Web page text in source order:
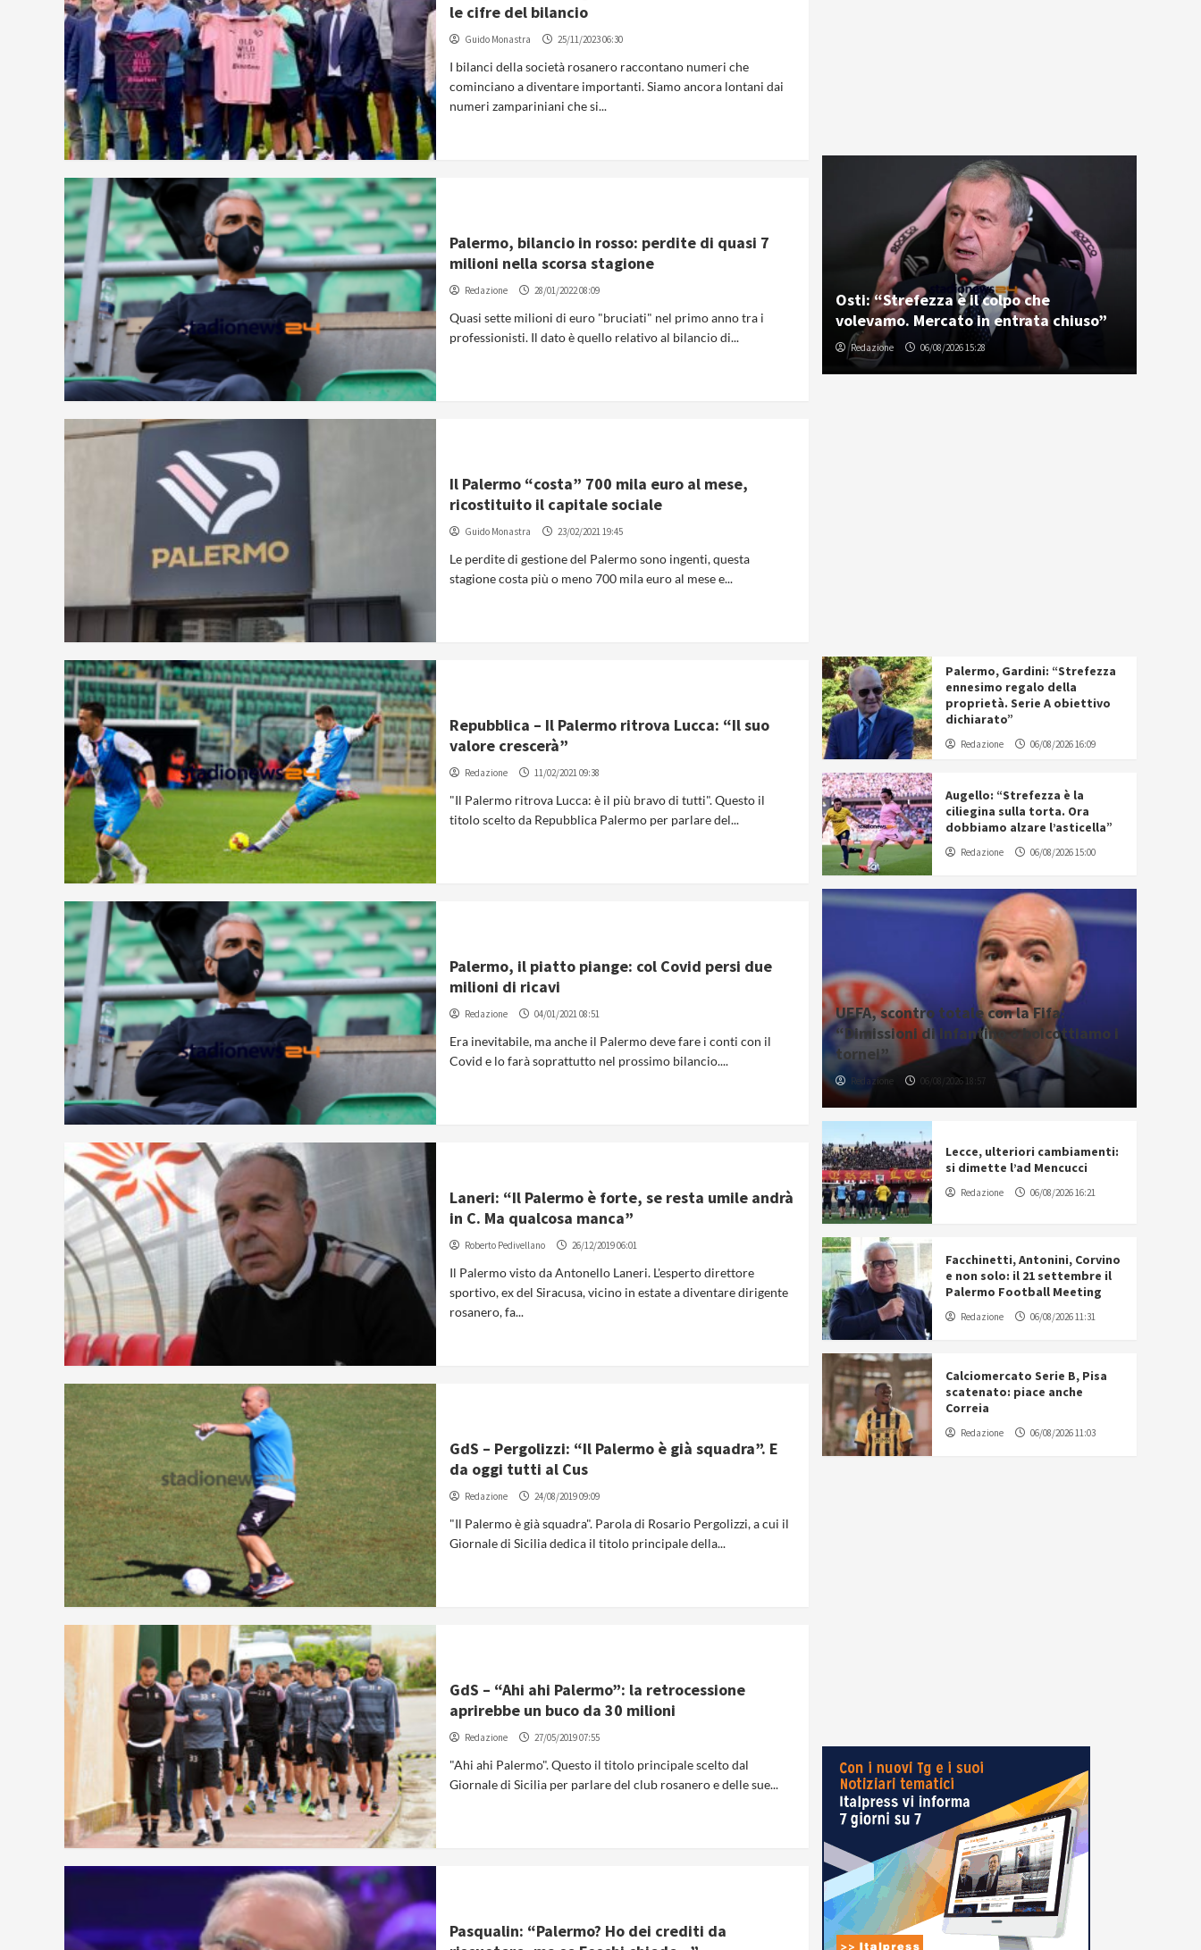
le cifre del bilancio
Guido Monastra 25/11/2023 06:30
I bilanci della società rosanero raccontano numeri che
cominciano a diventare importanti. Siamo ancora lontani dai
numeri zampariniani che si...
Palermo, bilancio in rosso: perdite di quasi 7
milioni nella scorsa stagione
Redazione 28/01/2022 08:09
Quasi sette milioni di euro "bruciati" nel primo anno tra i
professionisti. Il dato è quello relativo al bilancio di...
Il Palermo “costa” 700 mila euro al mese,
ricostituito il capitale sociale
Guido Monastra 23/02/2021 19:45
Le perdite di gestione del Palermo sono ingenti, questa
stagione costa più o meno 700 mila euro al mese e...
Repubblica – Il Palermo ritrova Lucca: “Il suo
valore crescerà”
Redazione 11/02/2021 09:38
"Il Palermo ritrova Lucca: è il più bravo di tutti". Questo il
titolo scelto da Repubblica Palermo per parlare del...
Palermo, il piatto piange: col Covid persi due
milioni di ricavi
Redazione 04/01/2021 08:51
Era inevitabile, ma anche il Palermo deve fare i conti con il
Covid e lo farà soprattutto nel prossimo bilancio....
Laneri: “Il Palermo è forte, se resta umile andrà
in C. Ma qualcosa manca”
Roberto Pedivellano 26/12/2019 06:01
Il Palermo visto da Antonello Laneri. L'esperto direttore
sportivo, ex del Siracusa, vicino in estate a diventare dirigente
rosanero, fa...
GdS – Pergolizzi: “Il Palermo è già squadra”. E
da oggi tutti al Cus
Redazione 24/08/2019 09:09
"Il Palermo è già squadra". Parola di Rosario Pergolizzi, a cui il
Giornale di Sicilia dedica il titolo principale della...
GdS – “Ahi ahi Palermo”: la retrocessione
aprirebbe un buco da 30 milioni
Redazione 27/05/2019 07:55
"Ahi ahi Palermo". Questo il titolo principale scelto dal
Giornale di Sicilia per parlare del club rosanero e delle sue...
Pasqualin: “Palermo? Ho dei crediti da
Osti: “Strefezza è il colpo che
volevamo. Mercato in entrata chiuso”
Redazione 06/08/2026 15:28
Palermo, Gardini: “Strefezza
ennesimo regalo della
proprietà. Serie A obiettivo
dichiarato”
Redazione 06/08/2026 16:09
Augello: “Strefezza è la
ciliegina sulla torta. Ora
dobbiamo alzare l’asticella”
Redazione 06/08/2026 15:00
UEFA, scontro totale con la Fifa:
“Dimissioni di Infantino o boicottiamo i
tornei”
Redazione 06/08/2026 18:57
Lecce, ulteriori cambiamenti:
si dimette l’ad Mencucci
Redazione 06/08/2026 16:21
Facchinetti, Antonini, Corvino
e non solo: il 21 settembre il
Palermo Football Meeting
Redazione 06/08/2026 11:31
Calciomercato Serie B, Pisa
scatenato: piace anche
Correia
Redazione 06/08/2026 11:03